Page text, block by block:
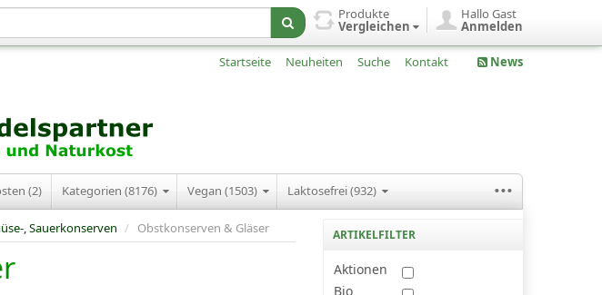
Hallo Gast
Anmelden
Produkte
Vergleichen
Startseite Neuheiten Suche Kontakt News
(2) Kategorien (8176) Vegan (1503) Laktosefrei (932) ...
, Sauerkonserven / Obstkonserven & Gläser ARTIKELFILTER
Aktionen
Bio